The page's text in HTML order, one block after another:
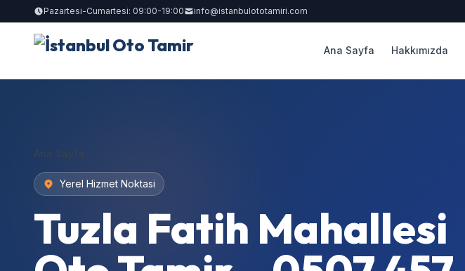
Pazartesi-Cumartesi: 09:00-19:00 info@istanbulototamiri.com
Ana Sayfa Hakkımızda
Ana Sayfa
Yerel Hizmet Noktasi
Tuzla Fatih Mahallesi